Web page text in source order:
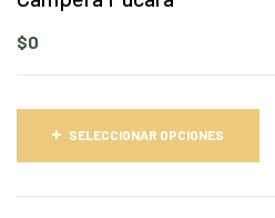
$0
SELECCIONAR OPCIONES